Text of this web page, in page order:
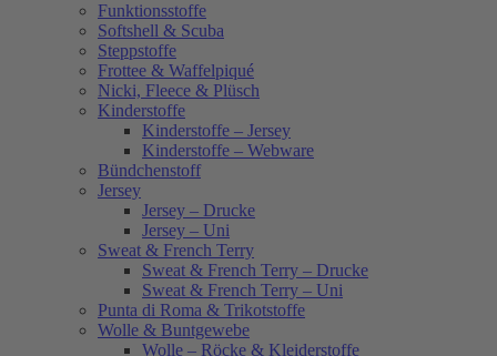
Funktionsstoffe
Softshell & Scuba
Steppstoffe
Frottee & Waffelpiqué
Nicki, Fleece & Plüsch
Kinderstoffe
Kinderstoffe – Jersey
Kinderstoffe – Webware
Bündchenstoff
Jersey
Jersey – Drucke
Jersey – Uni
Sweat & French Terry
Sweat & French Terry – Drucke
Sweat & French Terry – Uni
Punta di Roma & Trikotstoffe
Wolle & Buntgewebe
Wolle – Röcke & Kleiderstoffe